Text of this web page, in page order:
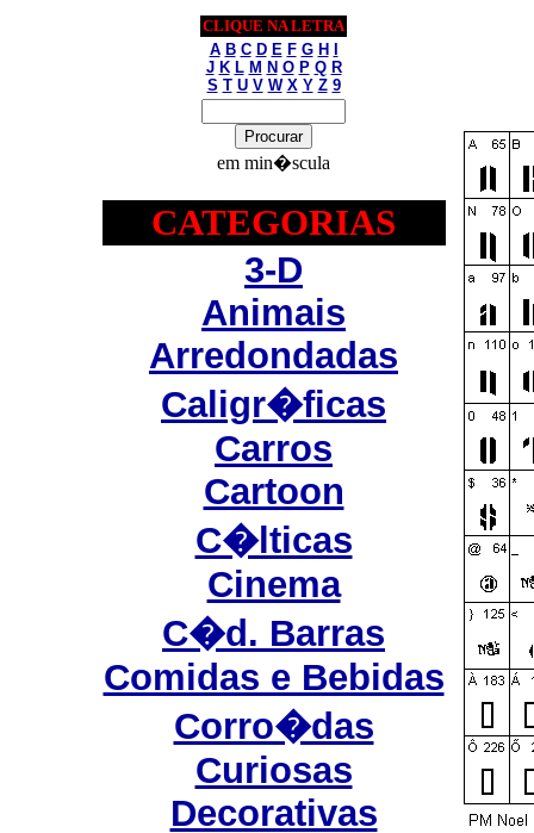
CLIQUE NA LETRA
A B C D E F G H
J K L M N O P Q R
S T U V W X Y Z 9
em min�scula
CATEGORIAS
3-D
Animais
Arredondadas
Caligr�ficas
Carros
Cartoon
C�lticas
Cinema
C�d. Barras
Comidas e Bebidas
Corro�das
Curiosas
Decorativas